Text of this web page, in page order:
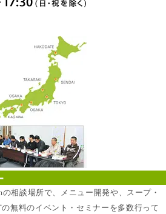
相談場所で、メニュー開発や、スープ・
無料のイベント・セミナーを多数行って